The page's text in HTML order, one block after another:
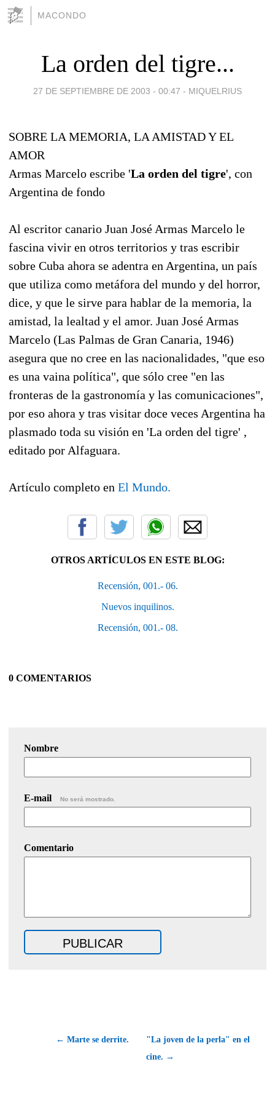
MACONDO
La orden del tigre...
27 DE SEPTIEMBRE DE 2003 - 00:47 - MIQUELRIUS
SOBRE LA MEMORIA, LA AMISTAD Y EL
AMOR
Armas Marcelo escribe 'La orden del tigre', con
Argentina de fondo
Al escritor canario Juan José Armas Marcelo le
fascina vivir en otros territorios y tras escribir
sobre Cuba ahora se adentra en Argentina, un país
que utiliza como metáfora del mundo y del horror,
dice, y que le sirve para hablar de la memoria, la
amistad, la lealtad y el amor. Juan José Armas
Marcelo (Las Palmas de Gran Canaria, 1946)
asegura que no cree en las nacionalidades, "que eso
es una vaina política", que sólo cree "en las
fronteras de la gastronomía y las comunicaciones",
por eso ahora y tras visitar doce veces Argentina ha
plasmado toda su visión en 'La orden del tigre' ,
editado por Alfaguara.
Artículo completo en El Mundo.
OTROS ARTÍCULOS EN ESTE BLOG:
Recensión, 001.- 06.
Nuevos inquilinos.
Recensión, 001.- 08.
0 COMENTARIOS
Nombre
E-mail No será mostrado.
Comentario
← Marte se derrite.
"La joven de la perla" en el
cine. →